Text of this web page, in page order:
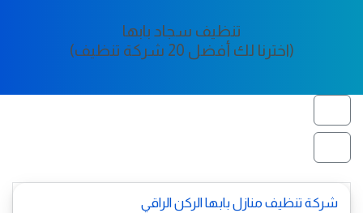
تنظيف سجاد بابها
(اخترنا لك أفضل 20 شركة تنظيف)
شركة تنظيف منازل بابها الركن الراقي